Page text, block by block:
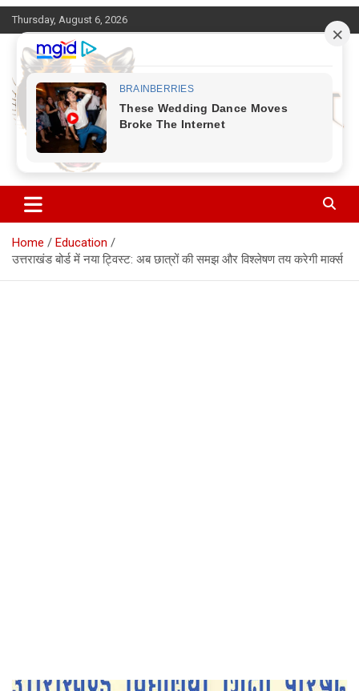
Skip
to
content
Thursday, August 6, 2026
Corbett Halchal (कॉर्बेट हलचल)
Home
Education
उत्तराखंड बोर्ड में नया ट्विस्ट: अब छात्रों की समझ और विश्लेषण तय करेगी मार्क्स